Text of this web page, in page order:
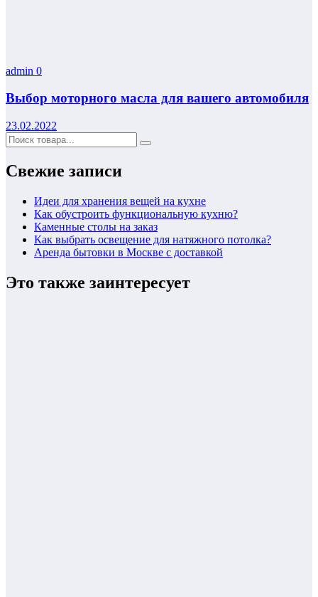
admin 0
Выбор моторного масла для вашего автомобиля
23.02.2022
Свежие записи
Идеи для хранения вещей на кухне
Как обустроить функциональную кухню?
Каменные столы на заказ
Как выбрать освещение для натяжного потолка?
Аренда бытовки в Москве с доставкой
Это также заинтересует